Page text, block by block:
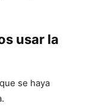
usar la
se haya